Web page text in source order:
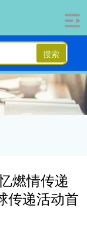
搜索
燃情传递
传递活动首